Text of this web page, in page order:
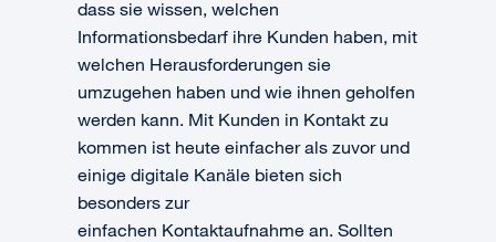
dass sie wissen, welchen
Informationsbedarf ihre Kunden haben, mit
welchen Herausforderungen sie
umzugehen haben und wie ihnen geholfen
werden kann. Mit Kunden in Kontakt zu
kommen ist heute einfacher als zuvor und
einige digitale Kanäle bieten sich
besonders zur
einfachen Kontaktaufnahme an. Sollten